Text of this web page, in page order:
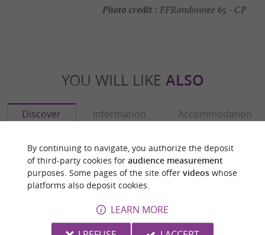
Photo credit : FFRandonnée 65 - CP
YOU WILL LIKE ALSO
Discover Information Accommodation
By continuing to navigate, you authorize the deposit
of third-party cookies for audience measurement
purposes. Some pages of the site offer videoswhose
platforms also deposit cookies.
LEARN MORE